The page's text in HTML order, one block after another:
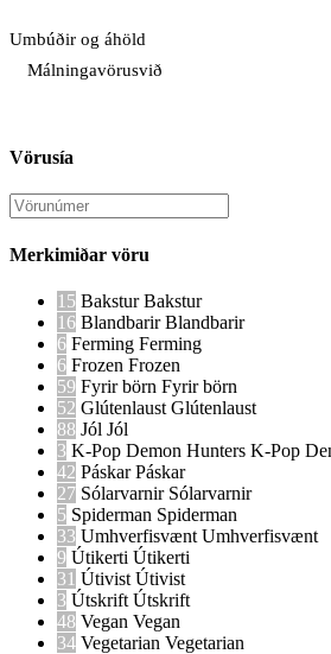
Umbúðir og áhöld
Málningavörusvið
Vörusía
Merkimiðar vöru
15 BaksturBakstur
16 BlandbarirBlandbarir
6 Ferming Ferming
6 Frozen Frozen
59 Fyrir börn Fyrir börn
52 Glútenlaust Glútenlaust
88 Jól Jól
3 K-Pop Demon Hunters K-Pop
42 PáskarPáskar
27 Sólarvarnir Sólarvarnir
5 Spiderman Spiderman
33 Umhverfisvænt Umhverfisvænt
9 Útikerti Útikerti
31 Útivist Útivist
3 Útskrift Útskrift
48 Vegan Vegan
34 Vegetarian Vegetarian